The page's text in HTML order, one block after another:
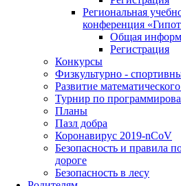
Региональная
конференция
Общая
Регистрация
Конкурсы
Физкультурно -
Развитие
Турнир по
Планы
Пазл добра
Коронавирус 2019-nCoV
Безопасность и правила
дороге
Безопасность в лесу